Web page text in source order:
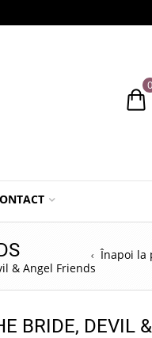
0
& Angel Friends
Înapoi la
BRIDE, DEVIL